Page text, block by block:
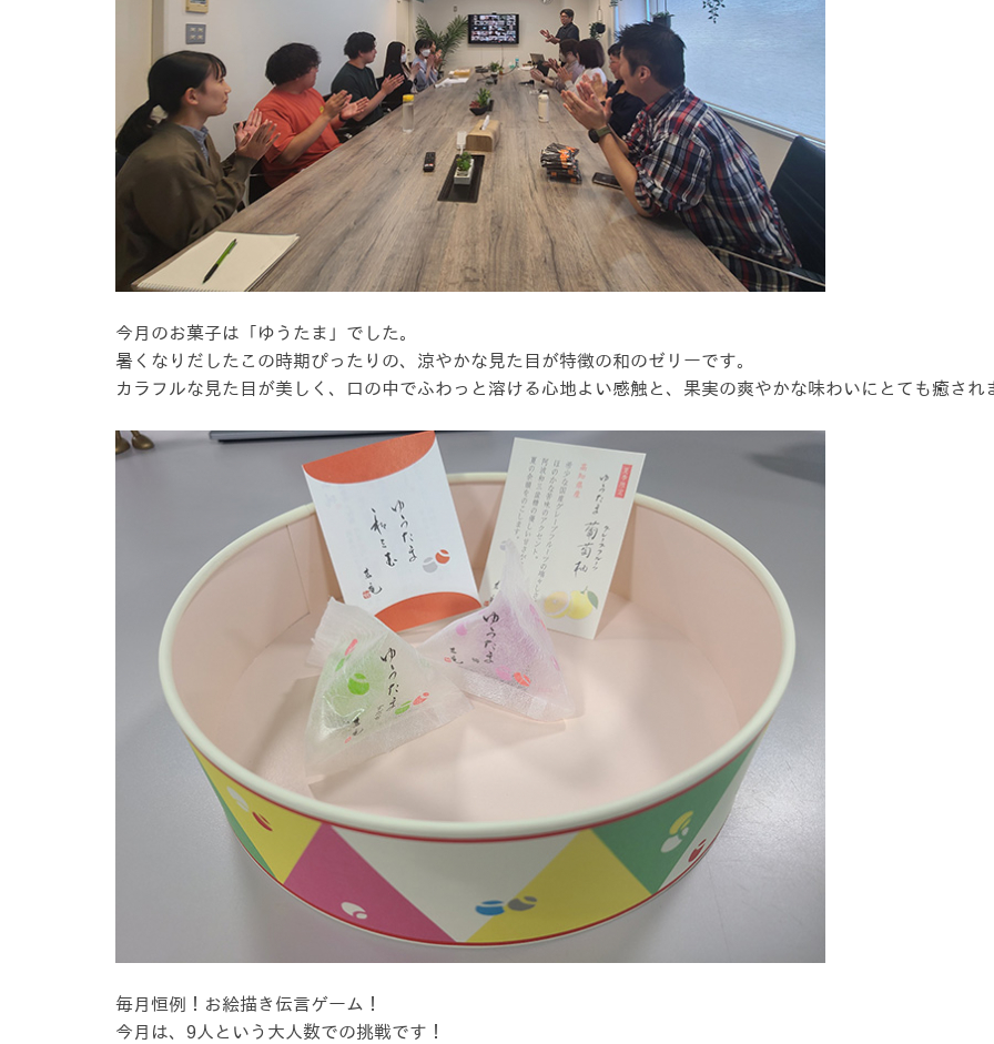
今月のお菓子は「ゆうたま」でした。
暑くなりだしたこの時期ぴったりの、涼やかな見た目が特徴の和のゼリーです。
カラフルな見た目が美しく、口の中でふわっと溶ける心地よい感触と、果実の爽やかな味わいにとても癒され
毎月恒例！お絵描き伝言ゲーム！
今月は、9人という大人数での挑戦です！